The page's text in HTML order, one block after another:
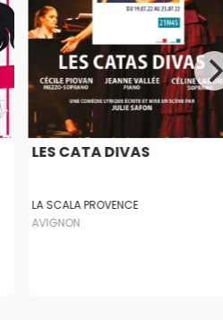
LES CATA DIVAS
LA SCALA PROVENCE
AVIGNON